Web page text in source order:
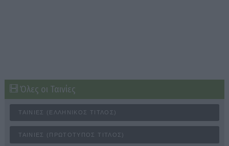
Όλες οι Ταινίες
ΤΑΙΝΊΕΣ (ΕΛΛΗΝΙΚΌΣ ΤΊΤΛΟΣ)
ΤΑΙΝΊΕΣ (ΠΡΩΤΌΤΥΠΟΣ ΤΊΤΛΟΣ)